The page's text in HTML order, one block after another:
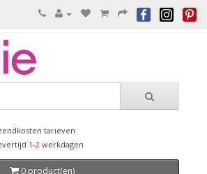
tarieven
1-2 werkdagen
0 product(en)